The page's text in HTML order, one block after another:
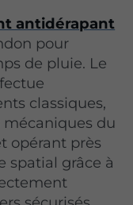
antidérapant
pour
de pluie. Le
classiques,
mécaniques du
opérant près
spatial grâce à